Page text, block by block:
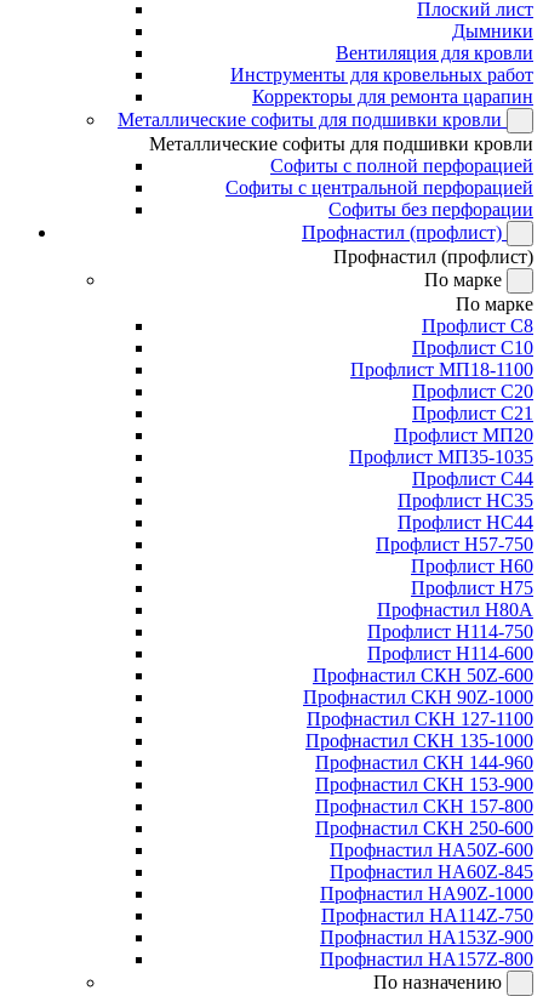
Плоский лист
Дымники
Вентиляция для кровли
Инструменты для кровельных работ
Корректоры для ремонта царапин
Металлические софиты для подшивки кровли
Металлические софиты для подшивки кровли
Софиты с полной перфорацией
Софиты с центральной перфорацией
Софиты без перфорации
Профнастил (профлист)
Профнастил (профлист)
По марке
По марке
Профлист С8
Профлист С10
Профлист МП18-1100
Профлист С20
Профлист С21
Профлист МП20
Профлист МП35-1035
Профлист С44
Профлист НС35
Профлист НС44
Профлист Н57-750
Профлист Н60
Профлист Н75
Профнастил Н80А
Профлист Н114-750
Профлист Н114-600
Профнастил СКН 50Z-600
Профнастил СКН 90Z-1000
Профнастил СКН 127-1100
Профнастил СКН 135-1000
Профнастил СКН 144-960
Профнастил СКН 153-900
Профнастил СКН 157-800
Профнастил СКН 250-600
Профнастил НА50Z-600
Профнастил НА60Z-845
Профнастил НА90Z-1000
Профнастил НА114Z-750
Профнастил НА153Z-900
Профнастил НА157Z-800
По назначению